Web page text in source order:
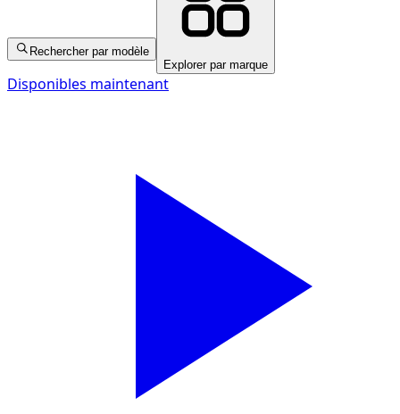
Rechercher par modèle
Explorer par marque
Disponibles maintenant